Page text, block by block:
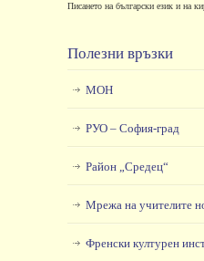
Писането на български език и на
Полезни връзки
МОН
РУО – София-град
Район „Средец“
Мрежа на учителите
Френски културен